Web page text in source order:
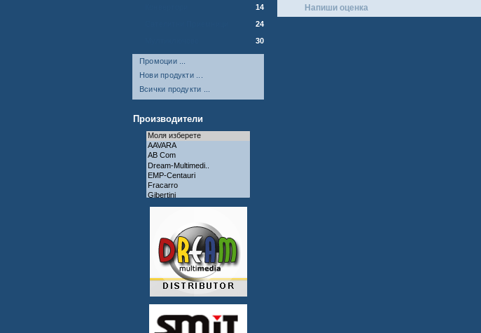
14
24
30
Промоции ...
Нови продукти ...
Всички продукти ...
Производители
Напиши оценка